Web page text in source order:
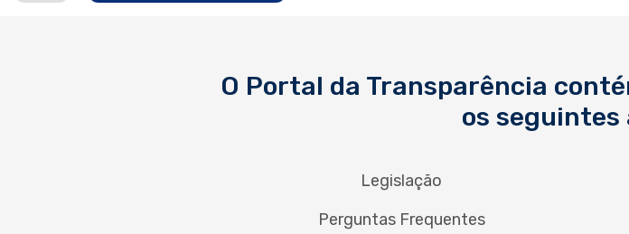
Perguntas FrequentesO Portal da Transparência
os seguintes
Legislação
Perguntas Frequentes